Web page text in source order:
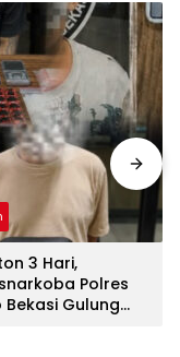
3 Hari,
Polres
Bekasi Gulung